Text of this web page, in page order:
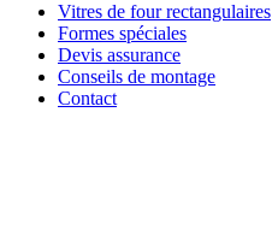
Vitres de four rectangulaires
Formes spéciales
Devis assurance
Conseils de montage
Contact